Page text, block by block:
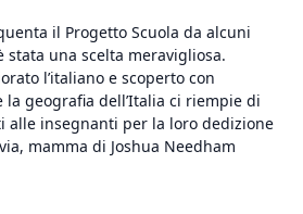
il Progetto Scuola da alcuni
stata una scelta meravigliosa.
l’italiano e scoperto con
geografia dell’Italia ci riempie di
alle insegnanti per la loro dedizione
mamma di Joshua Needham